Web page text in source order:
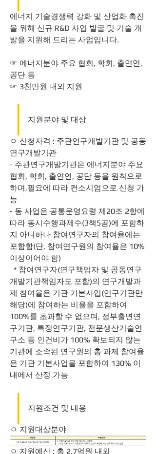
에너지 기술경쟁력 강화 및 산업화 촉진
을 위해 신규 R&D 사업 발굴 및 기술 개
발을 지원해 드리는 사업입니다.
☞ 에너지분야 주요 협회, 학회, 출연연,
공단 등
☞ 3천만원 내외 지원
지원분야 및 대상
ㅇ 신청자격 : 주관연구개발기관 및 공동
연구개발기관
- 주관연구개발기관은 에너지분야 주요
협회, 학회, 출연연, 공단 등을 원칙으로
하며,필요에 따라 컨소시엄으로 신청 가
능
- 동 사업은 공통운영요령 제20조 2항에
따라 동시수행과제수(3책5공)에 포함하
지 아니하나 참여연구자의 참여율에는
포함함(단, 참여연구원의 참여율은 10%
이상이어야 함)
개발기관책임자도 포함)의 연구개발과
제 참여율은 기관 기본사업(연구기관만
해당)에 참여하는 비율을 포함하여
100%를 초과할 수 없으며, 정부출연연
구기관, 특정연구기관, 전문생산기술연
구소 등 인건비가 100% 확보되지 않는
기관에 소속된 연구원의 총 과제 참여율
은 기관 기본사업을 포함하여 130% 이
내에서 산정 가능
지원조건 및 내용
ㅇ 지원대상분야
ㅇ 지원예산 : 총 2.7억원 내외